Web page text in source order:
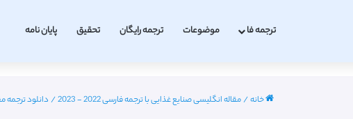
ترجمه فا موضوعات ترجمه رایگان تحقیق پایان نامه
خانه/مقاله انگلیسی صنایع غذایی با ترجمه فارسی 2022 - 2023 / دانلود ترجمه